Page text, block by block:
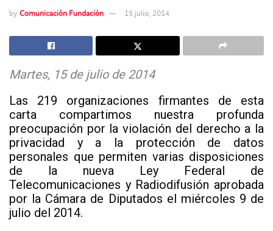
by Comunicación Fundación 15 julio, 2014
Martes, 15 de julio de 2014
Las 219 organizaciones firmantes de esta
carta compartimos nuestra profunda
preocupación por la violación del derecho a la
privacidad y a la protección de datos
personales que permiten varias disposiciones
de la nueva Ley Federal de
Telecomunicaciones y Radiodifusión aprobada
por la Cámara de Diputados el miércoles 9 de
julio del 2014.